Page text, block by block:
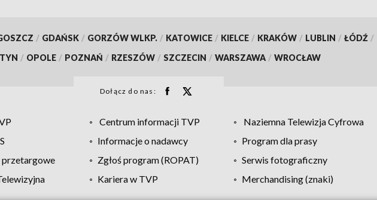
/ GDAŃSK / GORZÓW WLKP. / KATOWICE / KIELCE / KRAKÓW / LUBLIN / ŁÓDŹ /
/ OPOLE / POZNAŃ / RZESZÓW / SZCZECIN / WARSZAWA / WROCŁAW
Dołącz do nas:
Centrum informacji TVP Naziemna Telewizja Cyfrowa
Informacje o nadawcy
Program dla prasy
przetargowe Zgłoś program (ROPAT)
Serwis fotograficzny
Kariera w TVP
Merchandising (znaki)